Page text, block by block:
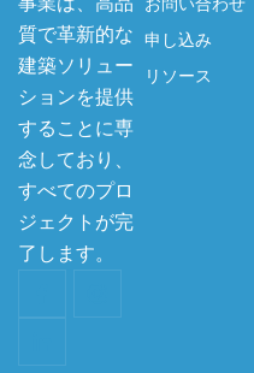
質で革新的な
建築ソリュー
ションを提供
することに専
念しており、
すべてのプロ
ジェクトが完
了します。
申し込み
リソース